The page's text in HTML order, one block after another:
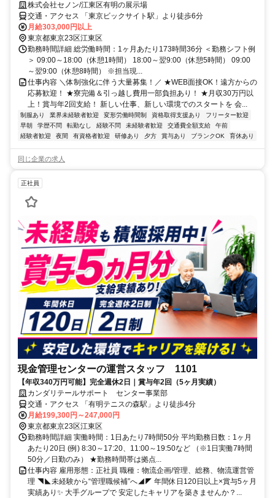
株式会社セノン/江東区有明の展示場
交通・アクセス 「東京ビックサイト駅」より徒歩6分
月給303,000円以上
東京都東京23区江東区
勤務時間詳細 総労働時間：1ヶ月あたり173時間36分 ＜勤務シフト例
＞ 09:00～18:00（休憩1時間） 18:00～翌9:00（休憩5時間） 09:00
～翌9:00（休憩8時間） ※担当現...
仕事内容 ＼体制強化に伴う大量募集！／ ★WEB面接OK！遠方からの
応募歓迎！ ★寮完備＆引っ越し費用一部負担あり！ ★月収30万円以
上！賞与年2回支給！ 新しい仕事、新しい環境でのスタートを 会...
制服あり 業界未経験者歓迎 変形労働時間制 資格取得支援あり
フリーター歓迎
早朝
学歴不問 転勤なし 経験不問 未経験者歓迎 交通費全額支給
午前
経験者歓迎
夜間 有資格者歓迎 研修あり 夕方 賞与あり ブランクOK 育休あり
同じ企業の求人
正社員
現金管理センターの運営スタッフ 1101
【年収340万円可能】完全週休2日｜賞与年2回（5ヶ月実績）
カンダリテールサポート センター事業部
交通・アクセス 「有明テニスの森駅」より徒歩4分
月給199,300円～247,000円
東京都東京23区江東区
勤務時間詳細 実働時間：1日あたり7時間50分 平均勤務日数：1ヶ月
あたり20日 (例) 8:30～17:20、11:00～19:50など （※1日実働7時間
50分／日勤のみ） ★勤務時間帯は拠点...
仕事内容 雇用形態：正社員 職種：物流企画/管理、総務、物流運営管
理 ◥◣未経験から“管理職候補”へ◢◤ 年間休日120日以上×賞与5ヶ月
実績あり✨ 大手グループで 安定したキャリアを築きませんか？...